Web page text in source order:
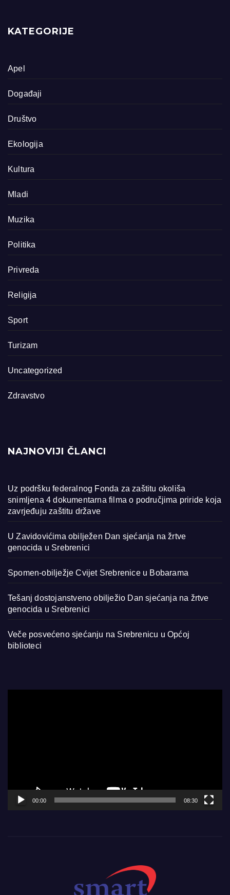
KATEGORIJE
Apel
Događaji
Društvo
Ekologija
Kultura
Mladi
Muzika
Politika
Privreda
Religija
Sport
Turizam
Uncategorized
Zdravstvo
NAJNOVIJI ČLANCI
Uz podršku federalnog Fonda za zaštitu okoliša
snimljena 4 dokumentarna filma o područjima priride koja
zavrjeđuju zaštitu države
U Zavidovićima obilježen Dan sjećanja na žrtve
genocida u Srebrenici
Spomen-obilježje Cvijet Srebrenice u Bobarama
Tešanj dostojanstveno obilježio Dan sjećanja na žrtve
genocida u Srebrenici
Veče posvećeno sjećanju na Srebrenicu u Općoj
biblioteci
00:00 08:30